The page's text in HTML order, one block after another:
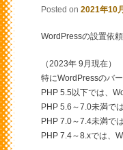
Posted on 2021年10
WordPressの設置依
（2023年 9月現在）
特にWordPressのバ
PHP 5.5以下では、
PHP 5.6～7.0未満で
PHP 7.0～7.4未満で
PHP 7.4～8.xでは、